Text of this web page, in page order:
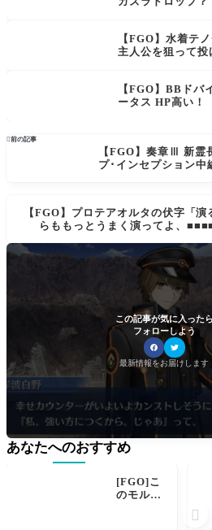
【FGO】水着テ
主人公を狙って投
【FGO】BBド
ータス HP高い！
前の記事
【FGO】奏章Ⅲ 新霊
プ･インセプション中
【FGO】プロテアオルタの伏字「演
らももっとうまく演ってよ、
ント
この記事が気に入ったら
フォローしよう
最新情報をお届けします
あなたへのおすすめ
[FGO]こ
のモルガ
